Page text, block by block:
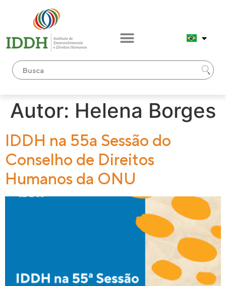
Autor: Helena Borges
IDDH na 55a Sessão do
Conselho de Direitos
Humanos da ONU